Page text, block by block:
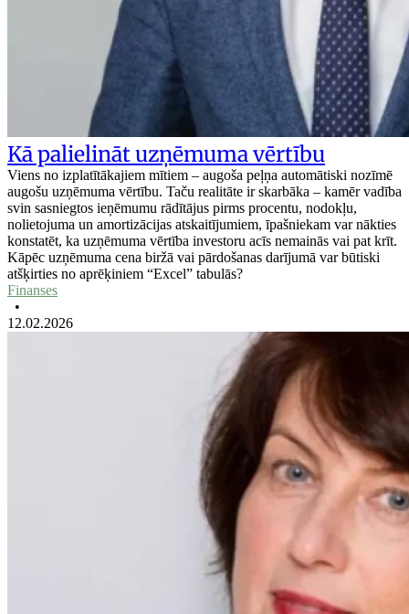
Kā palielināt uzņēmuma vērtību
Viens no izplatītākajiem mītiem – augoša peļņa automātiski nozīmē
augošu uzņēmuma vērtību. Taču realitāte ir skarbāka – kamēr vadība
svin sasniegtos ieņēmumu rādītājus pirms procentu, nodokļu,
nolietojuma un amortizācijas atskaitījumiem, īpašniekam var nākties
konstatēt, ka uzņēmuma vērtība investoru acīs nemainās vai pat krīt.
Kāpēc uzņēmuma cena biržā vai pārdošanas darījumā var būtiski
atšķirties no aprēķiniem “Excel” tabulās?
Finanses
•
12.02.2026